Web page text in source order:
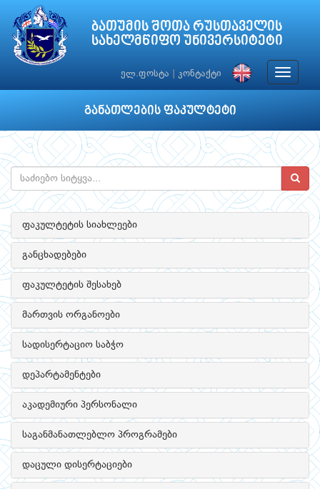
ბათუმის შოთა რუსთაველის
სახელმწიფო უნივერსიტეტი
ელ.ფოსტა კონტაქტი
Toggle
განათლების ფაკულტეტი
ფაკულტეტის სიახლეები
განცხადებები
ფაკულტეტის შესახებ
მართვის ორგანოები
სადისერტაციო საბჭო
დეპარტამენტები
აკადემიური პერსონალი
საგანმანათლებლო პროგრამები
დაცული დისერტაციები